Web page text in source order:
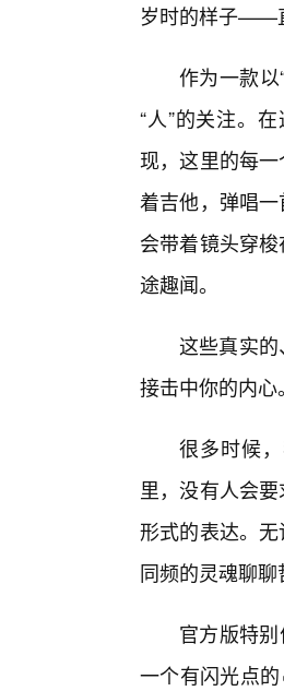
岁时的样子——
作为一款
“人”的关注。
现，这里的每
着吉他，弹唱
会带着镜头穿
途趣闻。
这些真实
接击中你的内心。
很多时候
里，没有人会
形式的表达。
同频的灵魂聊
官方版特
一个有闪光点